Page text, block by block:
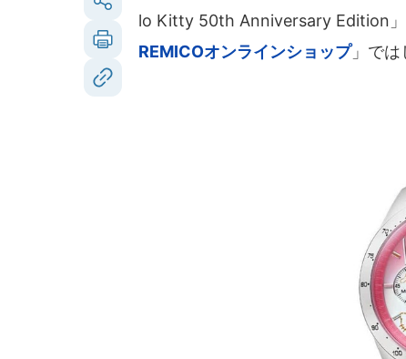
lo Kitty 50th Anniversary Edition」
REMICOオンラインショップ」では